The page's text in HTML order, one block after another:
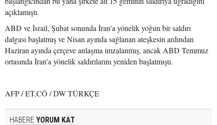
açıklamıştı.
ABD ve İsrail, Şubat sonunda İran'a yönelik yoğun bir saldırı
dalgası başlatmış ve Nisan ayında sağlanan ateşkesin ardından
Haziran ayında çerçeve anlaşma imzalanmış, ancak ABD Temmuz
ortasında İran'a yönelik saldırılarını yeniden başlatmıştı.
AFP / ET,CÖ / DW TÜRKÇE
HABERE YORUM KAT